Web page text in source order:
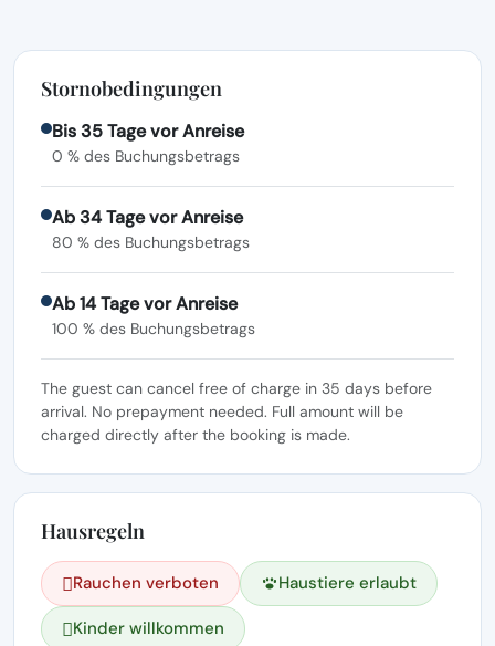
Stornobedingungen
Bis 35 Tage vor Anreise
0 % des Buchungsbetrags
Ab 34 Tage vor Anreise
80 % des Buchungsbetrags
Ab 14 Tage vor Anreise
100 % des Buchungsbetrags
The guest can cancel free of charge in 35 days before
arrival. No prepayment needed. Full amount will be
charged directly after the booking is made.
Hausregeln
Rauchen verboten Haustiere erlaubt
Kinder willkommen